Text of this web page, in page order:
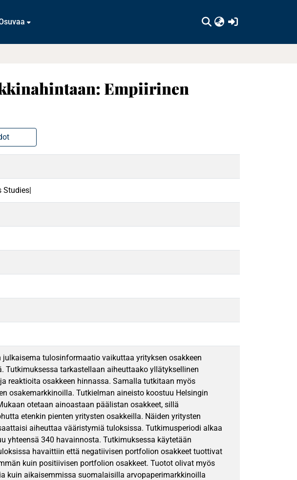
Empiirinen
Studies|
tulosinformaatio vaikuttaa yrityksen osakkeen
tarkastellaan aiheuttaako yllätyksellinen
reaktioita osakkeen hinnassa. Samalla tutkitaan myös
osakemarkkinoilla. Tutkielman aineisto koostuu Helsingin
otetaan ainoastaan päälistan osakkeet, sillä
etenkin pienten yritysten osakkeilla. Näiden yritysten
aiheuttaa vääristymiä tuloksissa. Tutkimusperiodi alkaa
yhteensä 340 havainnosta. Tutkimuksessa käytetään
havaittiin että negatiivisen portfolion osakkeet tuottivat
kuin positiivisen portfolion osakkeet. Tuotot olivat myös
kuin aikaisemmissa suomalaisilla arvopaperimarkkinoilla